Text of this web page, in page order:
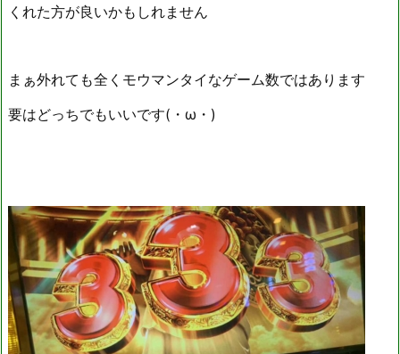
くれた方が良いかもしれません
まぁ外れても全くモウマンタイなゲーム数ではあります
要はどっちでもいいです(・ω・)